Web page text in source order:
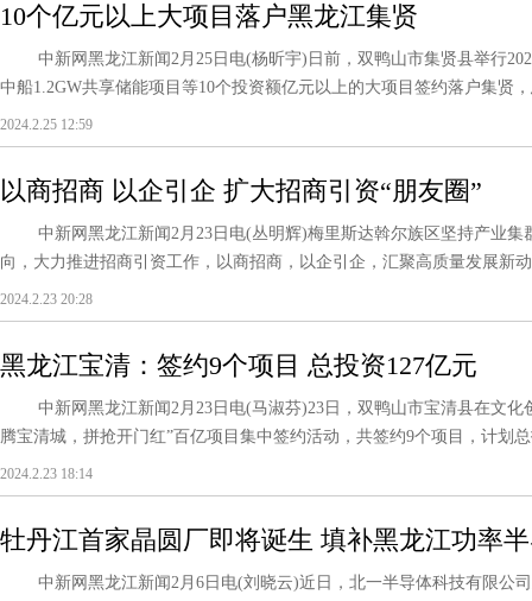
10个亿元以上大项目落户黑龙江集贤
中新网黑龙江新闻2月25日电(杨昕宇)日前，双鸭山市集贤县举行
中船1.2GW共享储能项目等10个投资额亿元以上的大项目签约落户集贤
2024.2.25 12:59
以商招商 以企引企 扩大招商引资“朋友圈”
中新网黑龙江新闻2月23日电(丛明辉)梅里斯达斡尔族区坚持产业集
向，大力推进招商引资工作，以商招商，以企引企，汇聚高质量发展新
2024.2.23 20:28
黑龙江宝清：签约9个项目 总投资127亿元
中新网黑龙江新闻2月23日电(马淑芬)23日，双鸭山市宝清县在文化
腾宝清城，拼抢开门红”百亿项目集中签约活动，共签约9个项目，计划
2024.2.23 18:14
牡丹江首家晶圆厂即将诞生 填补黑龙江功率
中新网黑龙江新闻2月6日电(刘晓云)近日，北一半导体科技有限公司